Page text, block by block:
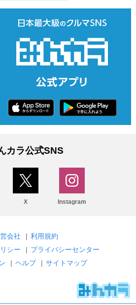
カラ公式SNS
X Instagram
会社 | 利用規約
シー
| プライバシーセンター
| ヘルプ | サイトマップ